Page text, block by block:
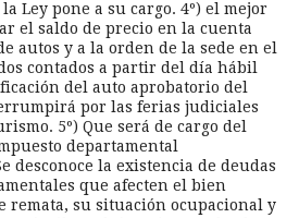
Ley pone a su cargo. 4º) el mejor
el saldo de precio en la cuenta
autos y a la orden de la sede en el
contados a partir del día hábil
del auto aprobatorio del
por las ferias judiciales
5º) Que será de cargo del
departamental
desconoce la existencia de deudas
que afecten el bien
remata, su situación ocupacional y